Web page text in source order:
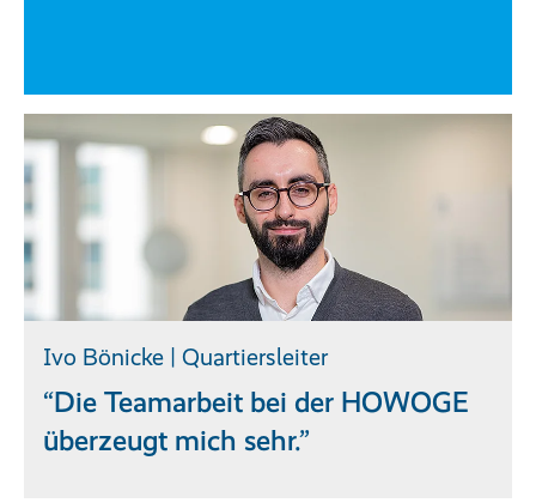
Ivo Bönicke | Quartiersleiter
“Die Teamarbeit bei der HOWOGE
überzeugt mich sehr.”